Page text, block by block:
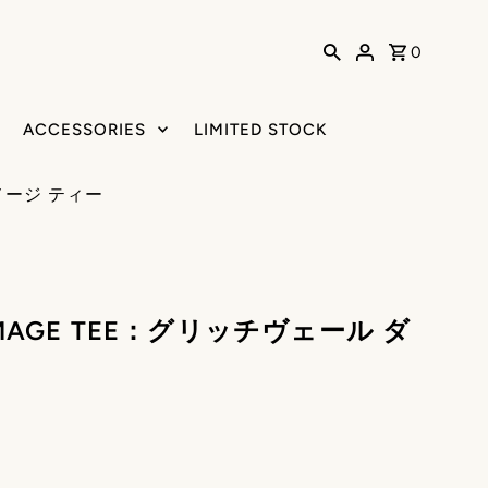
0
ACCESSORIES LIMITED STOCK
ジ ティー
TEE：グリッチヴェール ダ